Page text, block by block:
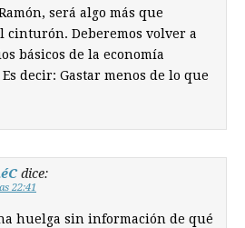
será algo más que
cinturón. Deberemos volver a
básicos de la economía
decir: Gastar menos de lo que
dice:
22:41
huelga sin información de qué